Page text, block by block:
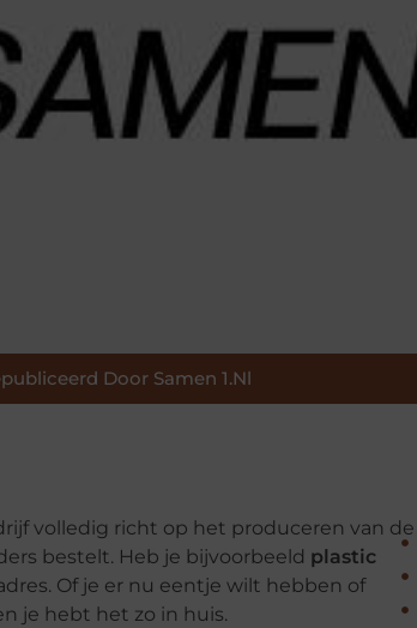
Door Samen 1.nl
volledig richt op het produceren van de
bestelt. Heb je bijvoorbeeld plastic
Of je er nu eentje wilt hebben of
je hebt het zo in huis.